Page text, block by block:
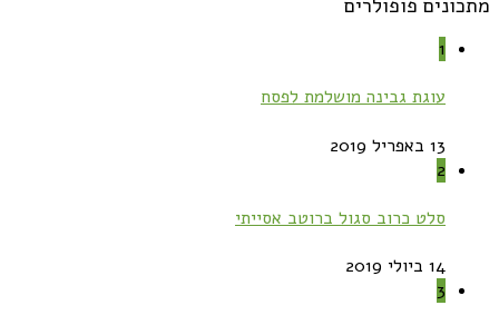
מתכונים פופולרים
1
עוגת גבינה מושלמת לפסח
13 באפריל 2019
2
סלט כרוב סגול ברוטב אסייתי
14 ביולי 2019
3